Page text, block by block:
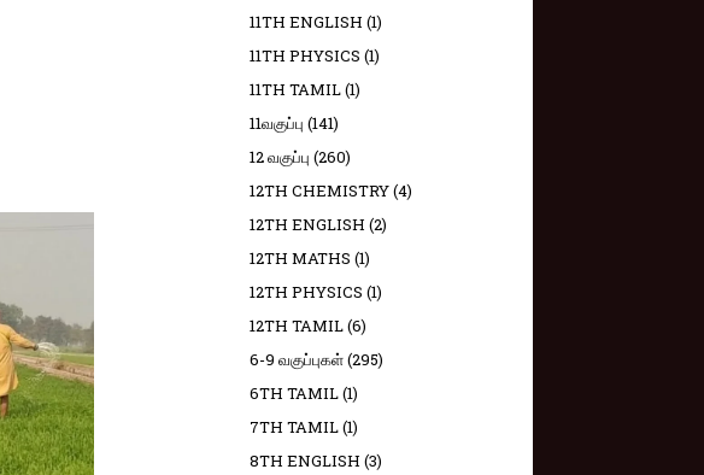
11TH ENGLISH (1)
11TH PHYSICS (1)
11TH TAMIL(1)
11வகுப்பு (141)
12 வகுப்பு (260)
12TH CHEMISTRY(4)
12TH ENGLISH (2)
12TH MATHS (1)
12TH PHYSICS (1)
12TH TAMIL(6)
6-9 வகுப்புகள்(295)
6TH TAMIL(1)
7TH TAMIL(1)
8TH ENGLISH (3)